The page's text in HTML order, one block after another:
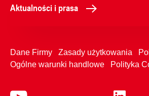
Aktualności i prasa
Dane Firmy Zasady użytkowania
Ogólne warunki handlowe
Polityka